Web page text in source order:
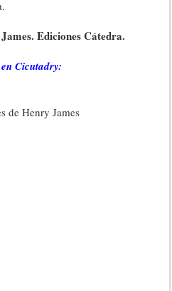
Ediciones Cátedra.
Cicutadry:
de Henry James